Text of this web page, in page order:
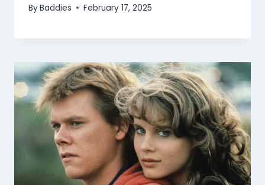
ByBaddies February 17, 2025